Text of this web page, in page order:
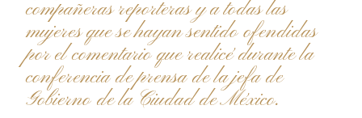
compañeras reporteras y a todas las
mujeres que se hayan sentido ofendidas
por el comentario que realicé durante la
conferencia de prensa de la jefa de
Gobierno de la Ciudad de México.